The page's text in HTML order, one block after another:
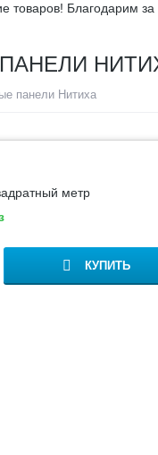
товаров! Благодарим за
панели Нитиха
метр
КУПИТЬ